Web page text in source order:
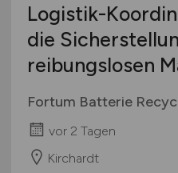
Logistik-
die
reibungslosen
Fortum Batterie
vor 2 Tagen
Kirchardt